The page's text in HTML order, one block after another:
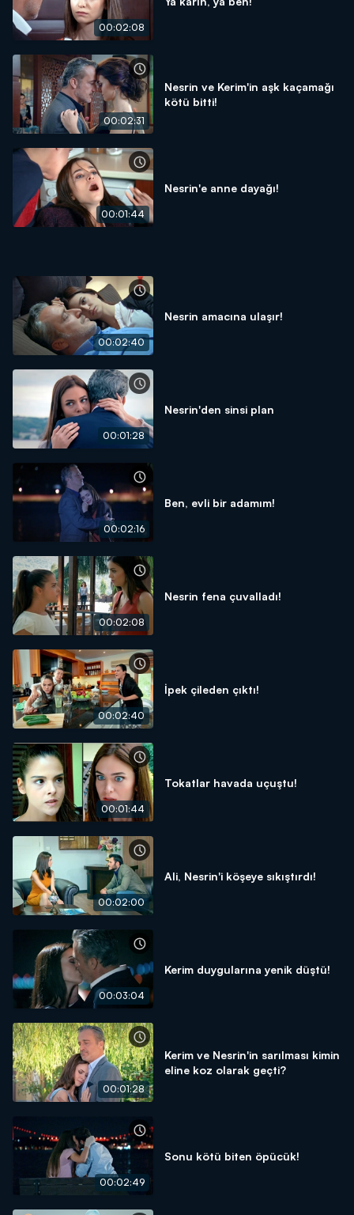
00:02:08
00:02:31
Nesrin ve Kerim'in aşk kaçamağı
kötü bitti!
00:01:44
Nesrin'e anne dayağı!
00:02:40
Nesrin amacına ulaşır!
00:01:28
Nesrin'den sinsi plan
00:02:16
Ben, evli bir adamım!
00:02:08
Nesrin fena çuvalladı!
00:02:40
İpek çileden çıktı!
00:01:44
Tokatlar havada uçuştu!
00:02:00
Ali, Nesrin'i köşeye sıkıştırdı!
00:03:04
Kerim duygularına yenik düştü!
00:01:28
Kerim ve Nesrin'in sarılması kimin
eline koz olarak geçti?
00:02:49
Sonu kötü biten öpücük!